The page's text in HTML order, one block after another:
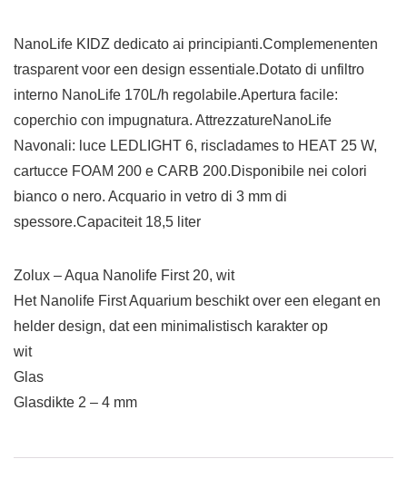
NanoLife KIDZ dedicato ai principianti.Complemenenten
trasparent voor een design essentiale.Dotato di unfiltro
interno NanoLife 170L/h regolabile.Apertura facile:
coperchio con impugnatura. AttrezzatureNanoLife
Navonali: luce LEDLIGHT 6, riscladames to HEAT 25 W,
cartucce FOAM 200 e CARB 200.Disponibile nei colori
bianco o nero. Acquario in vetro di 3 mm di
spessore.Capaciteit 18,5 liter
Zolux – Aqua Nanolife First 20, wit
Het Nanolife First Aquarium beschikt over een elegant en
helder design, dat een minimalistisch karakter op
wit
Glas
Glasdikte 2 – 4 mm